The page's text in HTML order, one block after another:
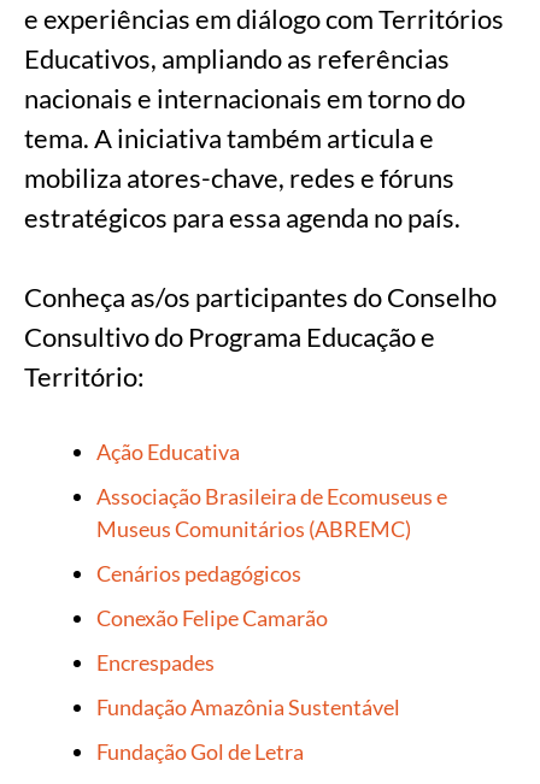
e experiências em diálogo com Territórios
Educativos, ampliando as referências
nacionais e internacionais em torno do
tema. A iniciativa também articula e
mobiliza atores-chave, redes e fóruns
estratégicos para essa agenda no país.
Conheça as/os participantes do Conselho
Consultivo do Programa Educação e
Território:
Ação Educativa
Associação Brasileira de Ecomuseus e
Museus Comunitários (ABREMC)
Cenários pedagógicos
Conexão Felipe Camarão
Encrespades
Fundação Amazônia Sustentável
Fundação Gol de Letra